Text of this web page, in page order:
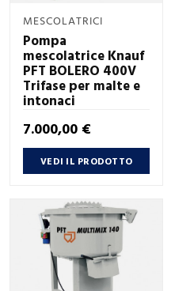
MESCOLATRICI
Pompa
mescolatrice Knauf
PFT BOLERO 400V
Trifase per malte e
intonaci
Prezzo
7.000,00 €
VEDI IL PRODOTTO